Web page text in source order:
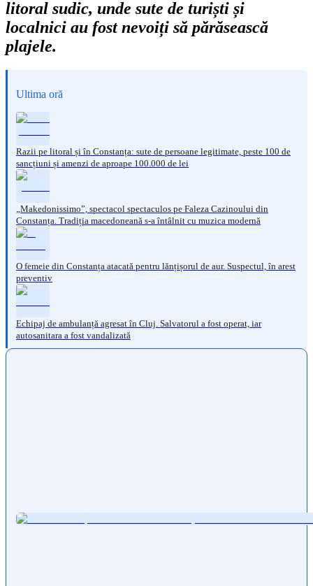
litoral sudic, unde sute de turiști și
localnici au fost nevoiți să părăsească
plajele.
Ultima oră
Razii pe litoral și în Constanța: sute de persoane legitimate, peste 100 de
sancțiuni și amenzi de aproape 100.000 de lei
„Makedonissimo”, spectacol spectaculos pe Faleza Cazinoului din
Constanța. Tradiția macedoneană s-a întâlnit cu muzica modernă
O femeie din Constanța atacată pentru lănțișorul de aur. Suspectul, în arest
preventiv
Echipaj de ambulanță agresat în Cluj. Salvatorul a fost operat, iar
autosanitara a fost vandalizată